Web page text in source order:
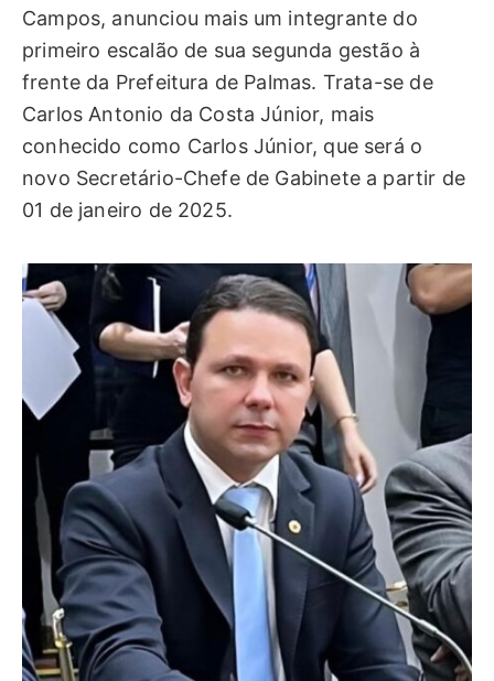
Campos, anunciou mais um integrante do
primeiro escalão de sua segunda gestão à
frente da Prefeitura de Palmas. Trata-se de
Carlos Antonio da Costa Júnior, mais
conhecido como Carlos Júnior, que será o
novo Secretário-Chefe de Gabinete a partir de
01 de janeiro de 2025.